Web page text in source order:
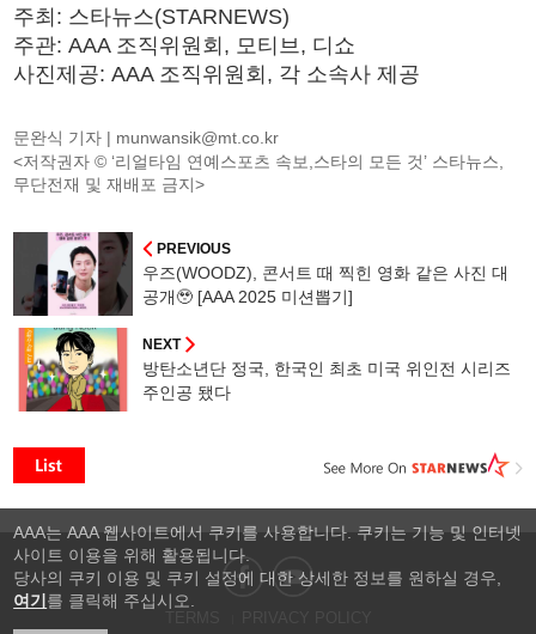
주최: 스타뉴스(STARNEWS)
주관: AAA 조직위원회, 모티브, 디쇼
사진제공: AAA 조직위원회, 각 소속사 제공
문완식 기자 | munwansik@mt.co.kr
<저작권자 © ‘리얼타임 연예스포츠 속보,스타의 모든 것’ 스타뉴스,
무단전재 및 재배포 금지>
PREVIOUS
우즈(WOODZ), 콘서트 때 찍힌 영화 같은 사진 대
공개🥹 [AAA 2025 미션뽑기]
NEXT
방탄소년단 정국, 한국인 최초 미국 위인전 시리즈
주인공 됐다
AAA는 AAA 웹사이트에서 쿠키를 사용합니다. 쿠키는 기능 및 인터넷
사이트 이용을 위해 활용됩니다.
당사의 쿠키 이용 및 쿠키 설정에 대한 상세한 정보를 원하실 경우,
여기 를 클릭해 주십시오.